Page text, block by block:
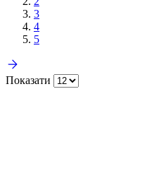
3
4
5
Показати